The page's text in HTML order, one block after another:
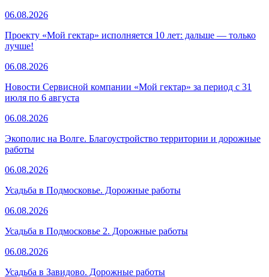
06.08.2026
Проекту «Мой гектар» исполняется 10 лет: дальше — только
лучше!
06.08.2026
Новости Сервисной компании «Мой гектар» за период с 31
июля по 6 августа
06.08.2026
Экополис на Волге. Благоустройство территории и дорожные
работы
06.08.2026
Усадьба в Подмосковье. Дорожные работы
06.08.2026
Усадьба в Подмосковье 2. Дорожные работы
06.08.2026
Усадьба в Завидово. Дорожные работы